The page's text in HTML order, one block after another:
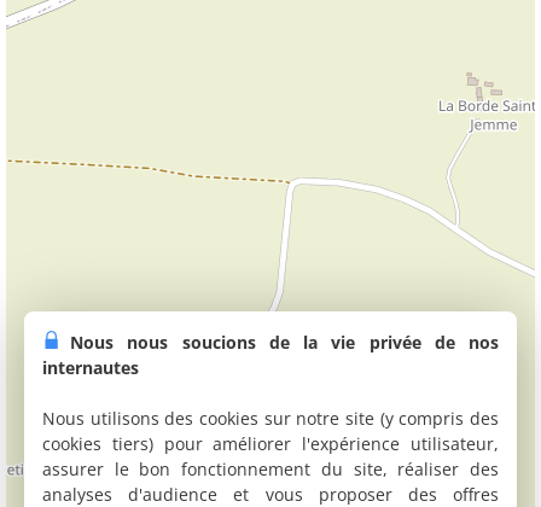
Nous nous soucions de la vie privée de nos
internautes
Nous utilisons des cookies sur notre site (y compris des
cookies tiers) pour améliorer l'expérience utilisateur,
assurer le bon fonctionnement du site, réaliser des
analyses d'audience et vous proposer des offres